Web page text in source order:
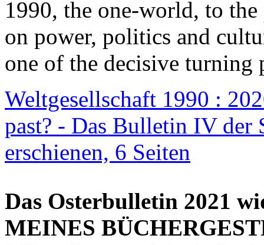
1990, the one-world, to the
on power, politics and
one of the decisive turning
Weltgesellschaft 1990 :
past? - Das Bulletin IV der
erschienen, 6 Seiten
Das Osterbulletin 2021
MEINES